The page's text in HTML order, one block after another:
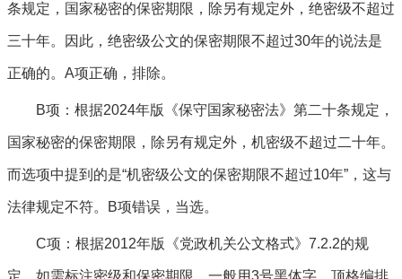
条规定，国家秘密的保密期限，除另有规定外，绝密级不超过
三十年。因此，绝密级公文的保密期限不超过30年的说法是
正确的。A项正确，排除。
B项：根据2024年版《保守国家秘密法》第二十条规定，
国家秘密的保密期限，除另有规定外，机密级不超过二十年。
而选项中提到的是“机密级公文的保密期限不超过10年”，这与
法律规定不符。B项错误，当选。
C项：根据2012年版《党政机关公文格式》7.2.2的规
定，如需标注密级和保密期限，一般用3号黑体字，顶格编排